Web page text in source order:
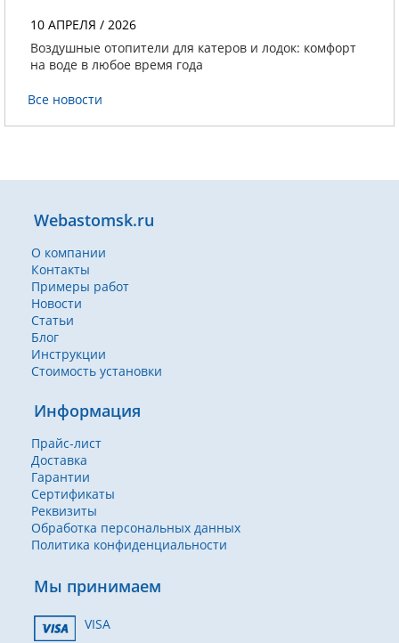
10 АПРЕЛЯ / 2026
Воздушные отопители для катеров и лодок: комфорт
на воде в любое время года
Все новости
Webastomsk.ru
О компании
Контакты
Примеры работ
Новости
Статьи
Блог
Инструкции
Стоимость установки
Информация
Прайс-лист
Доставка
Гарантии
Сертификаты
Реквизиты
Обработка персональных данных
Политика конфиденциальности
Мы принимаем
VISA